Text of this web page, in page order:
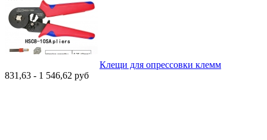
Клещи для опрессовки клемм
831,63 - 1 546,62 руб